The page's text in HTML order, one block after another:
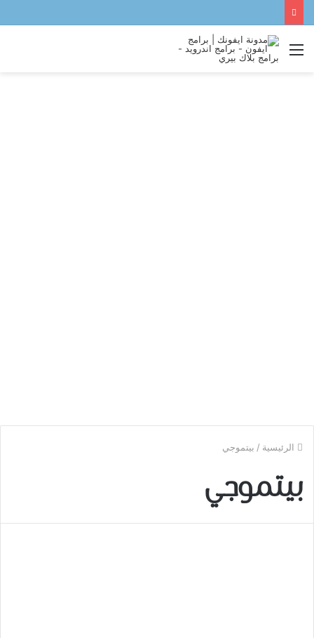
القائمة
الرئيسية / بيتموجي
بيتموجي